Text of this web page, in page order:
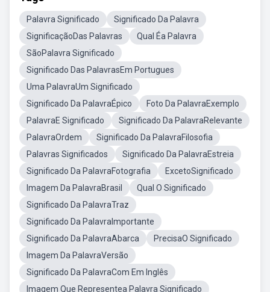
Palavra Significado
Significado Da Palavra
SignificaçãoDas Palavras
Qual Éa Palavra
SãoPalavra Significado
Significado Das PalavrasEm Portugues
Uma PalavraUm Significado
Significado Da PalavraÉpico
Foto Da PalavraExemplo
PalavraE Significado
Significado Da PalavraRelevante
PalavraOrdem
Significado Da PalavraFilosofia
Palavras Significados
Significado Da PalavraEstreia
Significado Da PalavraFotografia
ExcetoSignificado
Imagem Da PalavraBrasil
Qual O Significado
Significado Da PalavraTraz
Significado Da PalavraImportante
Significado Da PalavraAbarca
PrecisaO Significado
Imagem Da PalavraVersão
Significado Da PalavraCom Em Inglês
Imagem Que Representea Palavra Significado